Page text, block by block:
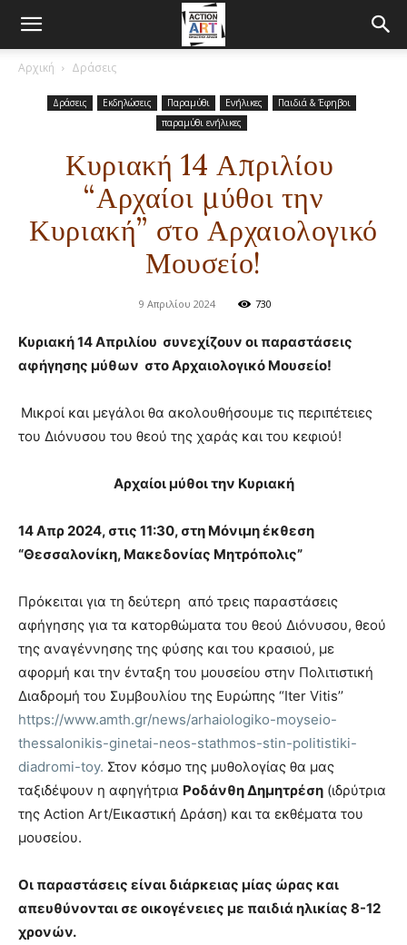
Αρχική Δράσεις
Δράσεις Εκδηλώσεις Παραμύθι Ενήλικες
Παιδιά & Έφηβοι
παραμύθι ενήλικες
Κυριακή 14 Απριλίου
“Αρχαίοι μύθοι την
Κυριακή” στο Αρχαιολογικό
Μουσείο!
9 Απριλίου 2024 730
Κυριακή 14 Απριλίου συνεχίζουν οι παραστάσεις
αφήγησης μύθων στο Αρχαιολογικό Μουσείο!
Μικροί και μεγάλοι θα ακολουθήσουμε τις περιπέτειες
του Διόνυσου του θεού της χαράς και του κεφιού!
Αρχαίοι μύθοι την Κυριακή
14 Απρ 2024, στις 11:30, στη Μόνιμη έκθεση
“Θεσσαλονίκη, Μακεδονίας Μητρόπολις”
Πρόκειται για τη δεύτερη από τρεις παραστάσεις
αφήγησης για τα κατορθώματα του θεού Διόνυσου, θεού
της αναγέννησης της φύσης και του κρασιού, με
αφορμή και την ένταξη του μουσείου στην Πολιτιστική
Διαδρομή του Συμβουλίου της Ευρώπης “Iter Vitis’’
https://www.amth.gr/news/arhaiologiko-moyseio-
thessalonikis-ginetai-neos-stathmos-stin-politistiki-
diadromi-toy. Στον κόσμο της μυθολογίας θα μας
ταξιδέψουν η αφηγήτρια Ροδάνθη Δημητρέση (ιδρύτρια
της Action Art/Εικαστική Δράση) και τα εκθέματα του
μουσείου.
Οι παραστάσεις είναι διάρκειας μίας ώρας και
απευθύνονται σε οικογένειες με παιδιά ηλικίας 8-12
χρονών.